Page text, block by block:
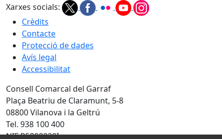
Xarxes socials:
Crèdits
Contacte
Protecció de dades
Avís legal
Accessibilitat
Consell Comarcal del Garraf
Plaça Beatriu de Claramunt, 5-8
08800 Vilanova i la Geltrú
Tel. 938 100 400
NIF P5800020I